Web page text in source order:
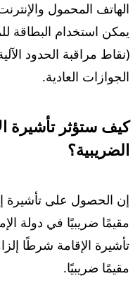
الهاتف المحمول
يمكن استخدام البطاقة
(نقاط مراقبة الحدود
الجوازات العادية.
كيف ستؤثر تأشيرة
الضريبية؟
إن الحصول على تأشيرة
مقيمًا ضريبيًا في دولة
تأشيرة الإقامة شرطًا
مقيمًا ضريبيًا.